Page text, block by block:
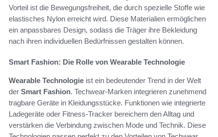
Vorteil ist die Bewegungsfreiheit, die durch spezielle Stoffe wie
elastisches Nylon erreicht wird. Diese Materialien ermöglichen
ein anpassbares Design, sodass die Träger ihre Bekleidung
nach ihren individuellen Bedürfnissen gestalten können.
Smart Fashion: Die Rolle von Wearable Technologie
Wearable Technologie ist ein bedeutender Trend in der Welt
der Smart Fashion. Techwear-Marken integrieren zunehmend
tragbare Geräte in Kleidungsstücke. Funktionen wie integrierte
Ladegeräte oder Fitness-Tracker bereichern den Alltag und
verstärken die Verbindung zwischen Mode und Technik. Diese